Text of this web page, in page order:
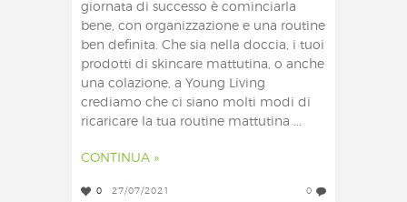
giornata di successo è cominciarla
bene, con organizzazione e una routine
ben definita. Che sia nella doccia, i tuoi
prodotti di skincare mattutina, o anche
una colazione, a Young Living
crediamo che ci siano molti modi di
ricaricare la tua routine mattutina ...
CONTINUA »
0 27/07/2021 0